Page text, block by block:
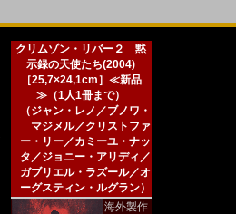
クリムゾン・リバー２ 黙
示録の天使たち(2004)
［25,7×24,1cm］≪新品
≫（1人1冊まで）
（ジャン・レノ／ブノワ・
マジメル／クリストファ
ー・リー／カミーユ・ナッ
タ／ジョニー・アリディ／
ガブリエル・ラズール／オ
ーグスティン・ルグラン）
海外製作